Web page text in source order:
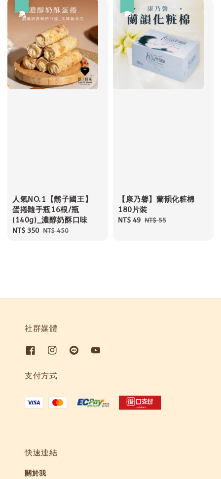
人氣NO.1【鬍子國王】
蛋捲隨手瓶16根/瓶
(140g)_濃醇奶酥口味
Sale
NT$ 350 Regular
NT$ 450
【康乃馨】蘭韻化粧棉
180片裝
Sale
NT$ 49 Regular
NT$ 55
社群媒體
支付方式
快速連結
關於我